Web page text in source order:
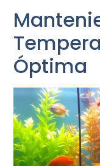
Óptima